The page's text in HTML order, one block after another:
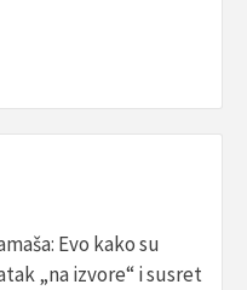
Evo kako su
„na izvore“ i susret